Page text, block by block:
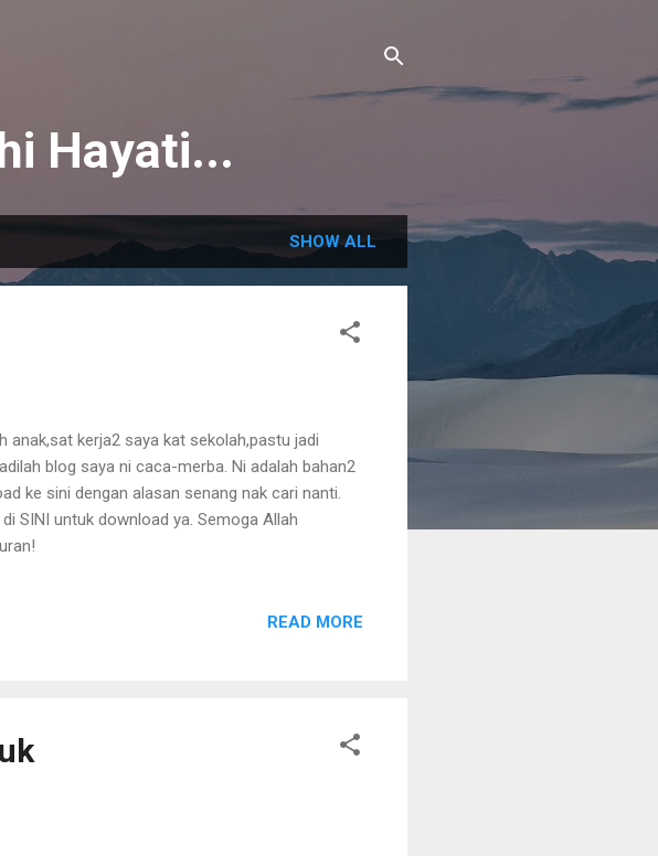
Hayati...
SHOW ALL
anak,sat kerja2 saya kat sekolah,pastu jadi
blog saya ni caca-merba. Ni adalah bahan2
ke sini dengan alasan senang nak cari nanti.
SINI untuk download ya. Semoga Allah
READ MORE